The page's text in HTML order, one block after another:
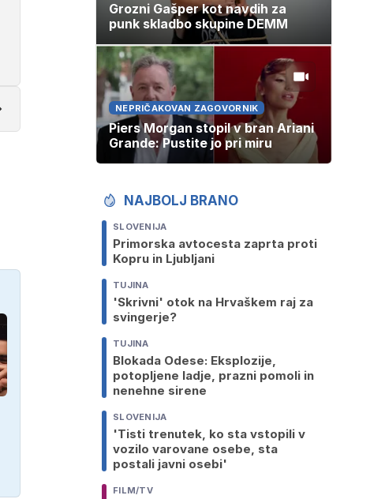
Grozni Gašper kot navdih za
punk skladbo skupine DEMM
NEPRIČAKOVAN ZAGOVORNIK
Piers Morgan stopil v bran Ariani
Grande: Pustite jo pri miru
NAJBOLJ BRANO
SLOVENIJA
Primorska avtocesta zaprta proti
Kopru in Ljubljani
TUJINA
'Skrivni' otok na Hrvaškem raj za
svingerje?
TUJINA
Blokada Odese: Eksplozije,
potopljene ladje, prazni pomoli in
nenehne sirene
SLOVENIJA
'Tisti trenutek, ko sta vstopili v
vozilo varovane osebe, sta
postali javni osebi'
FILM/TV